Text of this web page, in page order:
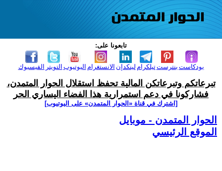
تابعونا على:
الفيسبوك التويتر اليوتيوب الانستغرام لينكدإن تيلكرامبنترست بودكاست
تبرعاتكم وتبرعاتكن المالية تحفظ استقلال الحوار المتمدن،
فشاركونا في دعم استمرارية هذا الفضاء اليساري الحر
[اشترك في قناة ‫«الحوار المتمدن» على اليوتيوب]
الحوار المتمدن - موبايل
الموقع الرئيسي